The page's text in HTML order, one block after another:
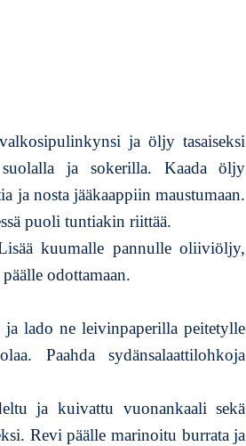
ja öljy tasaiseksi
suolalla ja sokerilla. Kaada öljy
ja nosta jääkaappiin maustumaan.
puoli tuntiakin riittää.
kuumalle pannulle oliiviöljy,
odottamaan.
ja lado ne leivinpaperilla peitetylle
Paahda sydänsalaattilohkoja
ja kuivattu vuonankaali sekä
Revi päälle marinoitu burrata ja